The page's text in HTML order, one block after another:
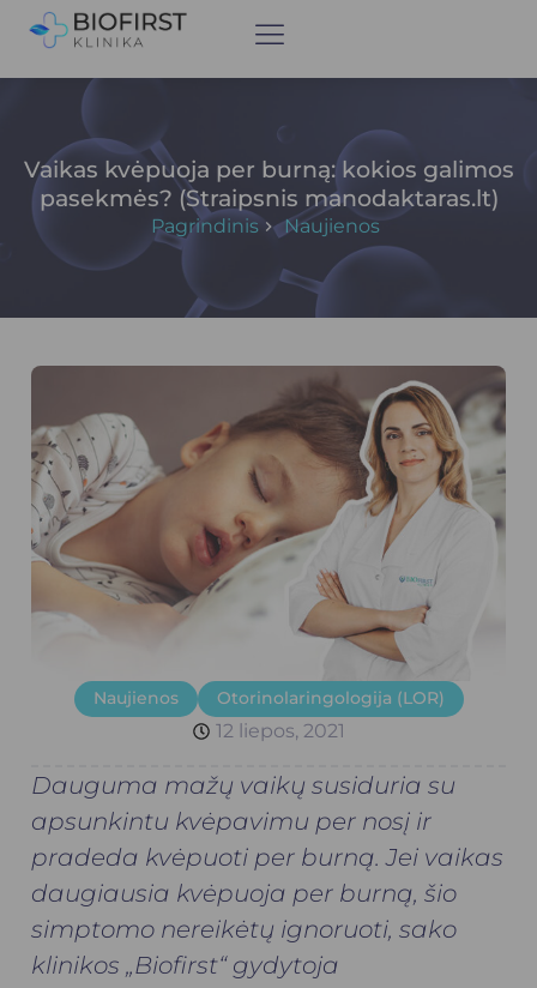
Vaikas kvėpuoja per burną: kokios galimos
pasekmės? (Straipsnis manodaktaras.lt)
Pagrindinis Naujienos
Naujienos Otorinolaringologija (LOR)
12 liepos, 2021
Dauguma mažų vaikų susiduria su
apsunkintu kvėpavimu per nosį ir
pradeda kvėpuoti per burną. Jei vaikas
daugiausia kvėpuoja per burną, šio
simptomo nereikėtų ignoruoti, sako
klinikos „Biofirst“ gydytoja